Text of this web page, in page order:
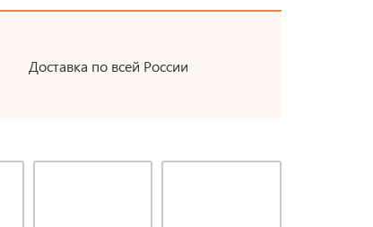
Доставка по всей России